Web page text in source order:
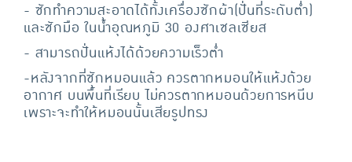
- ซักทำความสะอาดได้ทั้งเครื่องซักผ้า(ปั่นที่ระดับต่ำ)
และซักมือ ในน้ำอุณหภูมิ 30 องศาเซลเซียส
- สามารถปั่นแห้งได้ด้วยความเร็วต่ำ
-หลังจากที่ซักหมอนแล้ว ควรตากหมอนให้แห้งด้วย
อากาศ บนพื้นที่เรียบ ไม่ควรตากหมอนด้วยการหนีบ
เพราะจะทำให้หมอนนั้นเสียรูปทรง